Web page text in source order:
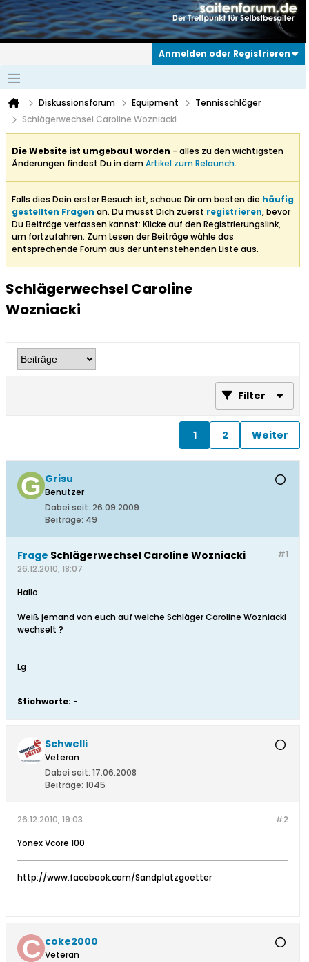
Anmelden oder Registrieren
Diskussionsforum Equipment
Tennisschläger
Schlägerwechsel Caroline Wozniacki
Die Website ist umgebaut worden - alles zu den wichtigsten
Änderungen findest Du in demArtikel zum Relaunch.
Falls dies Dein erster Besuch ist, schaue Dir am besten die häufig
gestellten Fragen an. Du musst Dich zuerst registrieren, bevor
Du Beiträge verfassen kannst: Klicke auf den Registrierungslink,
um fortzufahren. Zum Lesen der Beiträge wähle das
entsprechende Forum aus der untenstehenden Liste aus.
Schlägerwechsel Caroline
Wozniacki
Filter
1 2 Weiter
Grisu
Benutzer
Dabei seit: 26.09.2009
Beiträge: 49
#1
Frage Schlägerwechsel Caroline Wozniacki
26.12.2010, 18:07
Hallo
Weiß jemand von euch auf welche Schläger Caroline Wozniacki
wechselt ?
Lg
Stichworte: -
Schwelli
Veteran
Dabei seit: 17.06.2008
Beiträge: 1045
#2
26.12.2010, 19:03
Yonex Vcore 100
http://www.facebook.com/Sandplatzgoetter
coke2000
Veteran